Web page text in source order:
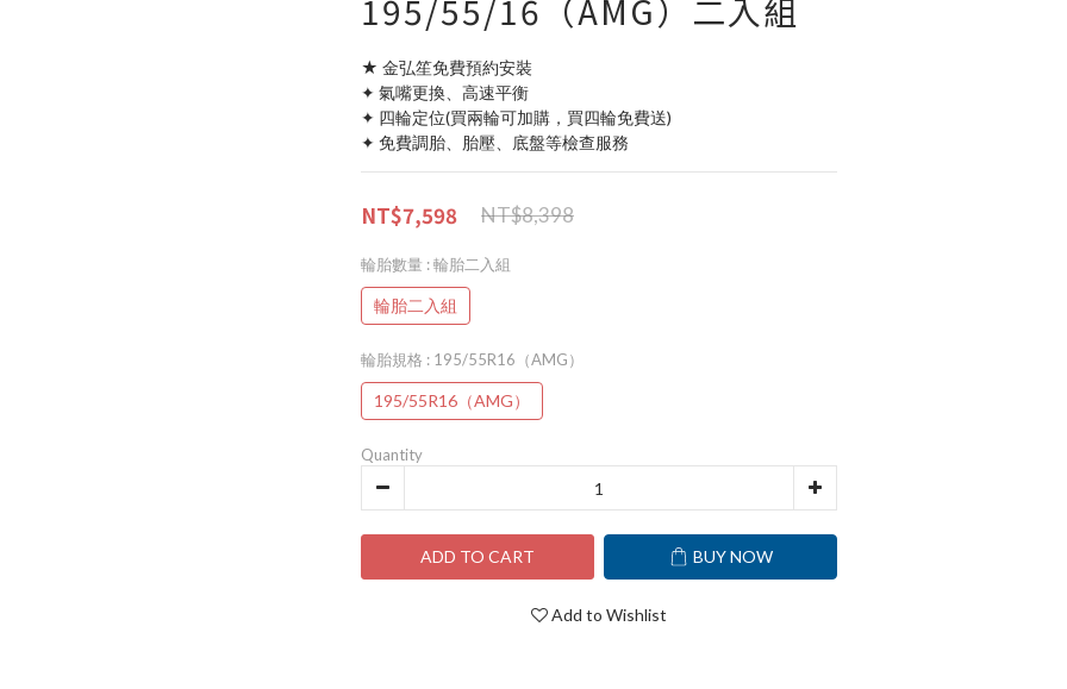
195/55/16（AMG）二入組
★ 金弘笙免費預約安裝
✦ 氣嘴更換、高速平衡
✦ 四輪定位(買兩輪可加購，買四輪免費送)
✦ 免費調胎、胎壓、底盤等檢查服務
NT$8,398
NT$7,598
輪胎數量 : 輪胎二入組
輪胎二入組
輪胎規格 : 195/55R16（AMG）
195/55R16（AMG）
Quantity
ADD TO CART BUY NOW
Add to Wishlist